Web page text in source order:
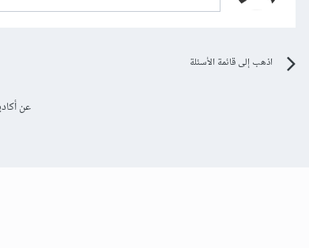
اذهب إلى قائمة الأسئلة
عن